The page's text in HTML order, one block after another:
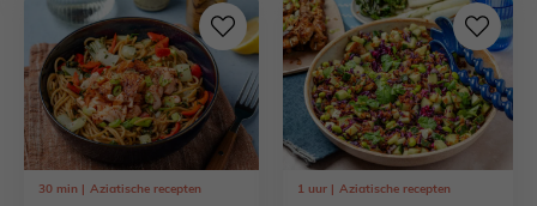
30 min Aziatische recepten 1 uur Aziatische recepten